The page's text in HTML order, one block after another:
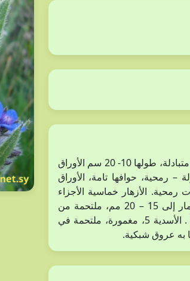
نبات عشبي معمر، مغطى بأوبار كثيفة ذات قواعد درنية، طوله 30- 70 سم. الأوراق بسيطة متبادلة، طولها 10- 20 سم الأوراق
– رمحية، حوافها تامة، الأوراق
رمحية. الأزهار خماسية الأجزاء
منتظمة، السبلات رمحية، طولها تقريباً 10 مم، طول إنبوب التويج أو أطول، تصل في الثمار إلى 15 – 20 مم، ملتحمة من
الأسفل، تحمل أوباراً كثيفة. البتلات ملتحمة، زرقاء داكنة حراشف التاج قائمة، تحمل أوباراً . الأسدية 5، مغمورة، ملتحمة في